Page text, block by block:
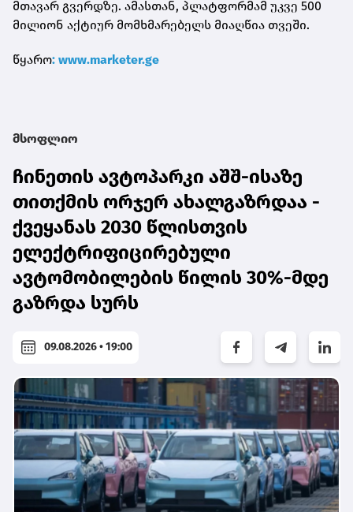
მთავარ გვერდზე. ამასთან, პლატფორმამ უკვე 500
მილიონ აქტიურ მომხმარებელს მიაღწია თვეში.
წყარო: www.marketer.ge
მსოფლიო
ჩინეთის ავტოპარკი აშშ-ისაზე
თითქმის ორჯერ ახალგაზრდაა -
ქვეყანას 2030 წლისთვის
ელექტრიფიცირებული
ავტომობილების წილის 30%-მდე
გაზრდა სურს
09.08.2026 • 19:00